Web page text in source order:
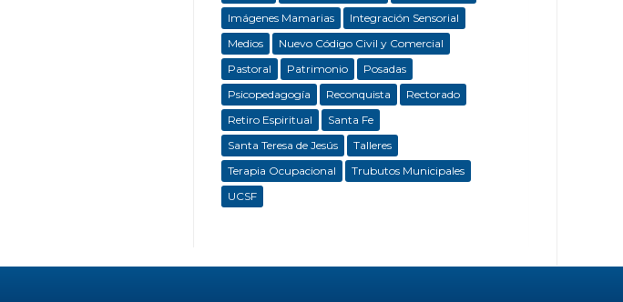
Imágenes Mamarias
Integración Sensorial
Medios
Nuevo Código Civil y Comercial
Pastoral
Patrimonio
Posadas
Psicopedagogía
Reconquista
Rectorado
Retiro Espiritual
Santa Fe
Santa Teresa de Jesús
Talleres
Terapia Ocupacional
Trubutos Municipales
UCSF